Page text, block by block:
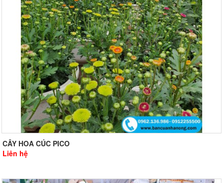
CÂY HOA CÚC PICO
Liên hệ